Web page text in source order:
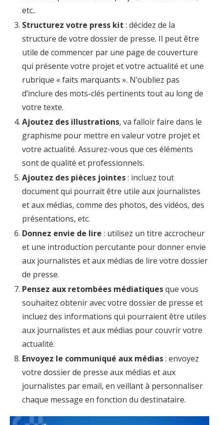
etc..
Structurez votre press kit : décidez de la
structure de votre dossier de presse. Il peut être
utile de commencer par une page de couverture
qui présente votre projet et votre actualité et une
rubrique « faits marquants ». N’oubliez pas
d’inclure des mots-clés pertinents tout au long de
votre texte.
Ajoutez des illustrations, va falloir faire dans le
graphisme pour mettre en valeur votre projet et
votre actualité. Assurez-vous que ces éléments
sont de qualité et professionnels.
Ajoutez des pièces jointes: incluez tout
document qui pourrait être utile aux journalistes
et aux médias, comme des photos, des vidéos, des
présentations, etc.
Donnez envie de lire : utilisez un titre accrocheur
et une introduction percutante pour donner envie
aux journalistes et aux médias de lire votre dossier
de presse.
Pensez aux retombées médiatiquesque vous
souhaitez obtenir avec votre dossier de presse et
incluez des informations qui pourraient être utiles
aux journalistes et aux médias pour couvrir votre
actualité.
Envoyez le communiqué aux médias: envoyez
votre dossier de presse aux médias et aux
journalistes par email, en veillant à personnaliser
chaque message en fonction du destinataire.